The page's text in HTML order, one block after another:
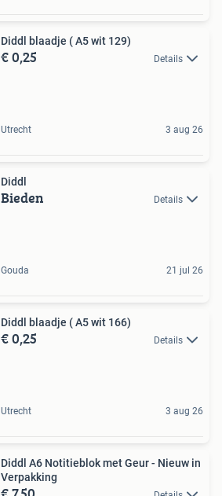
Diddl blaadje ( A5 wit 129)
€ 0,25 Details
Utrecht 3 aug 26
Diddl
Bieden Details
Gouda 21 jul 26
Diddl blaadje ( A5 wit 166)
€ 0,25 Details
Utrecht 3 aug 26
Diddl A6 Notitieblok met Geur - Nieuw in
Verpakking